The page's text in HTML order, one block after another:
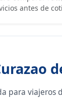
antes de
para viajeros